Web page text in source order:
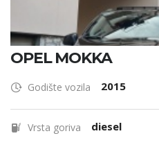
OPEL MOKKA
Godište vozila 2015
Vrsta goriva diesel